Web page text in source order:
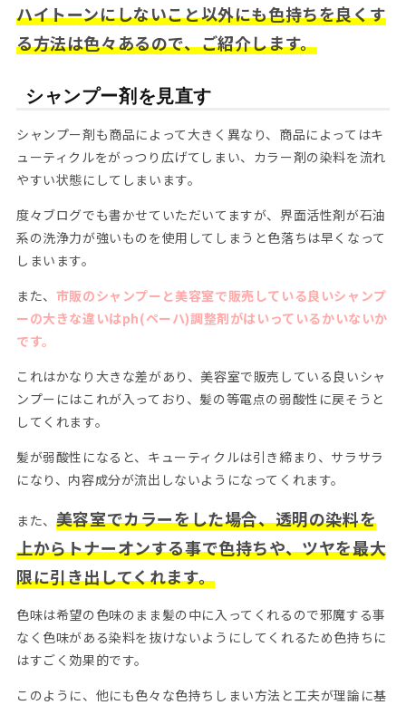
ハイトーンにしないこと以外にも色持ちを良くす
る方法は色々あるので、ご紹介します。
シャンプー剤を見直す
シャンプー剤も商品によって大きく異なり、商品によってはキ
ューティクルをがっつり広げてしまい、カラー剤の染料を流れ
やすい状態にしてしまいます。
度々ブログでも書かせていただいてますが、界面活性剤が石油
系の洗浄力が強いものを使用してしまうと色落ちは早くなって
しまいます。
また、 市販のシャンプーと美容室で販売している良いシャンプ
ーの大きな違いはph(ペーハ)調整剤がはいっているかいないか
です。
これはかなり大きな差があり、美容室で販売している良いシャ
ンプーにはこれが入っており、髪の等電点の弱酸性に戻そうと
してくれます。
髪が弱酸性になると、キューティクルは引き締まり、サラサラ
になり、内容成分が流出しないようになってくれます。
また、 美容室でカラーをした場合、透明の染料を
上からトナーオンする事で色持ちや、ツヤを最大
限に引き出してくれます。
色味は希望の色味のまま髪の中に入ってくれるので邪魔する事
なく色味がある染料を抜けないようにしてくれるため色持ちに
はすごく効果的です。
このように、他にも色々な色持ちしまい方法と工夫が理論に基